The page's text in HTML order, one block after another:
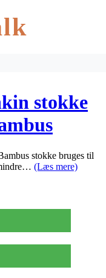
stokke
stokke bruges til
(Læs mere)